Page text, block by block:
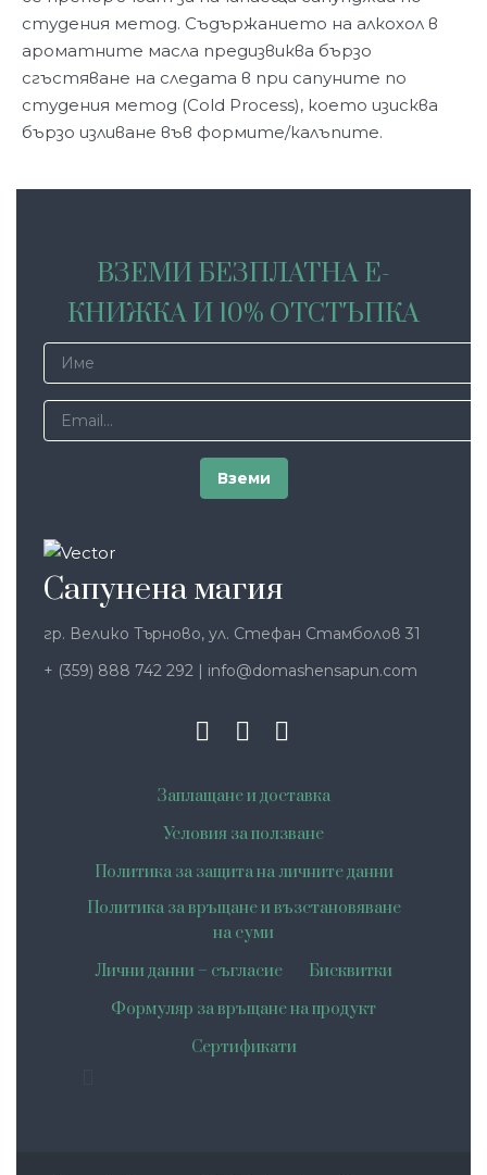
студения метод. Съдържанието на алкохол в
ароматните масла предизвиква бързо
сгъстяване на следата в при сапуните по
студения метод (Cold Process), което изисква
бързо изливане във формите/калъпите.
ВЗЕМИ БЕЗПЛАТНА Е-
КНИЖКА И 10% ОТСТЪПКА
Сапунена магия
гр. Велико Търново, ул. Стефан Стамболов 31
+ (359) 888 742 292 | info@domashensapun.com
Заплащане и доставка
Условия за ползване
Политика за защита на личните данни
Политика за връщане и възстановяване
на суми
Лични данни – съгласие
Бисквитки
Формуляр за връщане на продукт
Сертификати